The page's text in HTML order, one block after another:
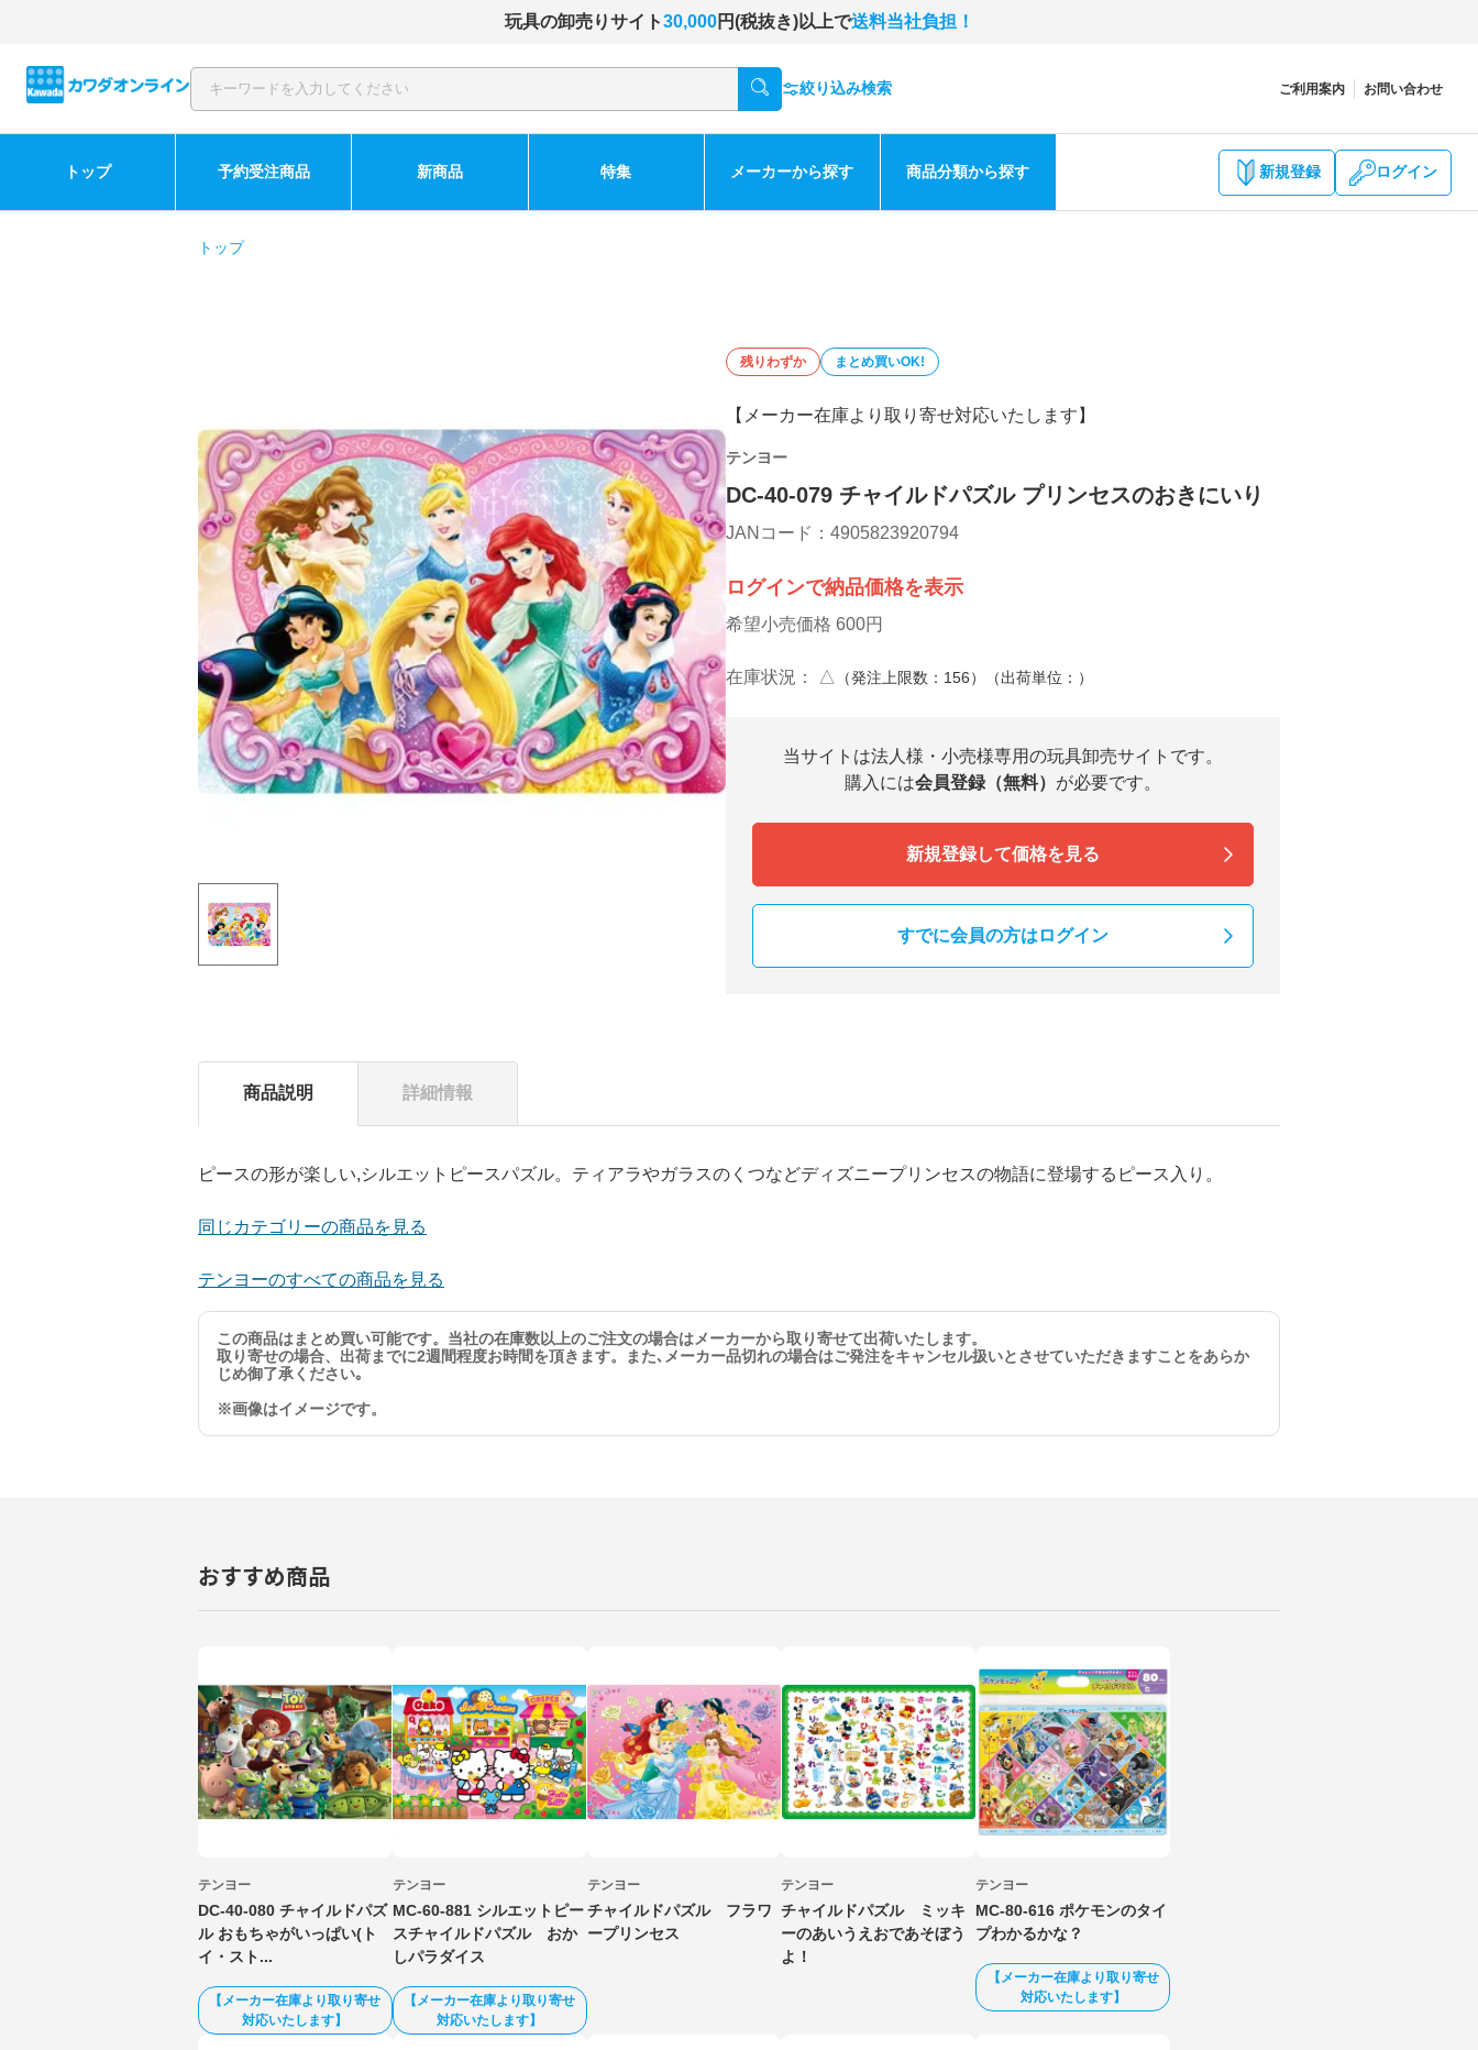
玩具の卸売りサイト30,000円(税抜き)以上で送料当社負担！
絞り込み検索 ご利用案内 お問い合わせ
トップ 予約受注商品 新商品 特集 メーカーから探す 商品分類から探す 新規登録 ログイン
トップ
残りわずか まとめ買いOK!
【メーカー在庫より取り寄せ対応いたします】
テンヨー
DC-40-079 チャイルドパズル プリンセスのおきにいり
JANコード：4905823920794
ログインで納品価格を表示
希望小売価格 600円
在庫状況： △ （発注上限数：156）（出荷単位：）
当サイトは法人様・小売様専用の玩具卸売サイトです。
購入には会員登録（無料） が必要です。
新規登録して価格を見る
すでに会員の方はログイン
商品説明 詳細情報
ピースの形が楽しい,シルエットピースパズル。ティアラやガラスのくつなどディズニープリンセスの物語に登場するピース入り。
同じカテゴリーの商品を見る
テンヨーのすべての商品を見る
この商品はまとめ買い可能です。当社の在庫数以上のご注文の場合はメーカーから取り寄せて出荷いたします。
取り寄せの場合、出荷までに2週間程度お時間を頂きます。また､メーカー品切れの場合はご発注をキャンセル扱いとさせていただきますことをあらか
じめ御了承ください｡
※画像はイメージです。
おすすめ商品
テンヨー
DC-40-080 チャイルドパズ
ル おもちゃがいっぱい(ト
イ・スト...
【メーカー在庫より取り寄せ
対応いたします】
テンヨー
MC-60-881 シルエットピー
スチャイルドパズル おか
しパラダイス
【メーカー在庫より取り寄せ
対応いたします】
テンヨー
チャイルドパズル フラワ
ープリンセス
テンヨー
チャイルドパズル ミッキ
ーのあいうえおであそぼう
よ！
テンヨー
MC-80-616 ポケモンのタイ
プわかるかな？
【メーカー在庫より取り寄せ
対応いたします】